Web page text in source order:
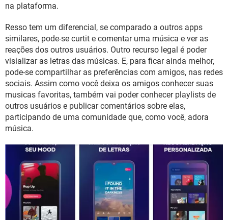
na plataforma.
Resso tem um diferencial, se comparado a outros apps
similares, pode-se curtit e comentar uma música e ver as
reações dos outros usuários. Outro recurso legal é poder
visializar as letras das músicas. E, para ficar ainda melhor,
pode-se compartilhar as preferências com amigos, nas redes
sociais. Assim como você deixa os amigos conhecer suas
musicas favoritas, também vai poder conhecer playlists de
outros usuários e publicar comentários sobre elas,
participando de uma comunidade que, como você, adora
música.